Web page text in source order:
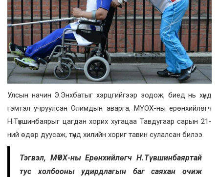
Улсын начин Э.Энхбатыг хэрцгийгээр зодож, биед нь хүнд
гэмтэл учруулсан Олимдын аварга, МҮОХ-ны ерөнхийлөгч
Н.Түвшинбаярыг цагдан хорих хугацаа Тавдугаар сарын 21-
ний өдөр дуусаж, түүнд хилийн хориг тавин сулалсан билээ.
Тэгвэл, МҮОХ-ны Ерөнхийлөгч Н.Түвшинбаяртай
тус холбооны удирдлагын баг саяхан очиж